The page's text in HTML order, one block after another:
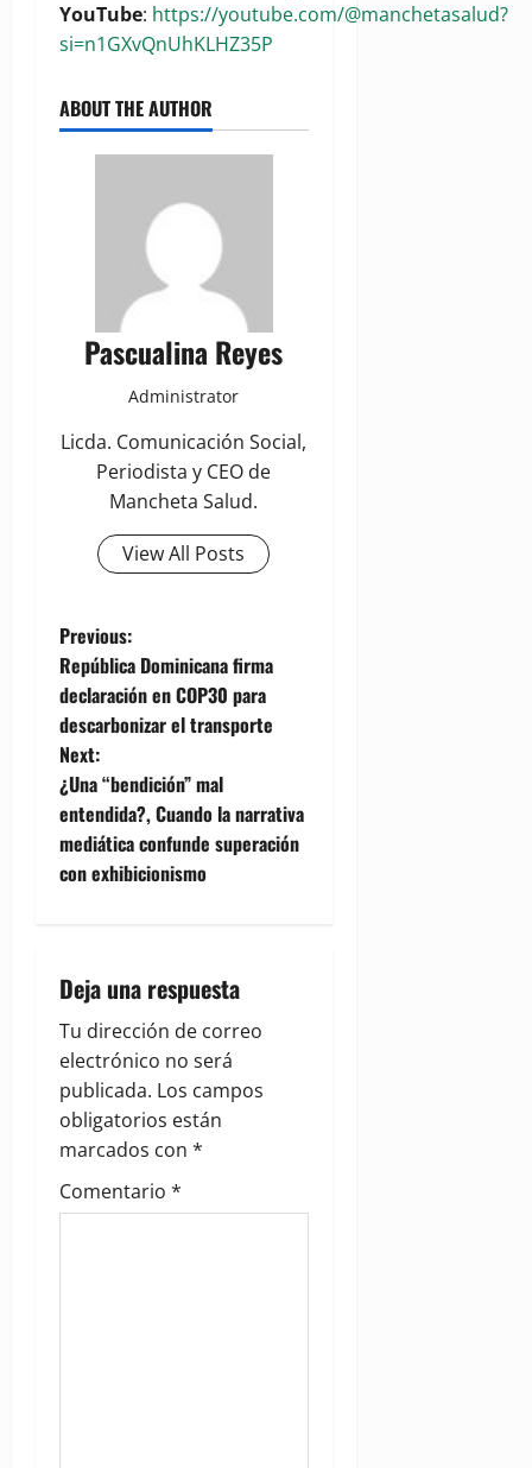
YouTube: https://youtube.com/@manchetasalud?
si=n1GXvQnUhKLHZ35P
ABOUT THE AUTHOR
Pascualina Reyes
Administrator
Licda. Comunicación Social,
Periodista y CEO de
Mancheta Salud.
View All Posts
P
o
s
t
n
a
i
g
a
t
i
Previous:
República Dominicana firma
declaración en COP30 para
descarbonizar el transporte
Next:
¿Una “bendición” mal
entendida?, Cuando la narrativa
mediática confunde superación
con exhibicionismo
Deja una respuesta
Tu dirección de correo
electrónico no será
publicada. Los campos
obligatorios están
marcados con *
Comentario *